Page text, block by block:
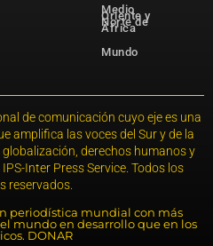
Medio
Oriente y
Norte de
África
Mundo
de comunicación cuyo eje es una
amplifica las voces del Sur y de la
derechos humanos y
Inter Press Service. Todos los
reservados.
periodística mundial con más
mundo en desarrollo que en los
DONAR